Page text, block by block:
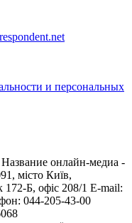
и персональных
онлайн-медиа -
місто Київ,
Б, офіс 208/1 E-mail:
044-205-43-00